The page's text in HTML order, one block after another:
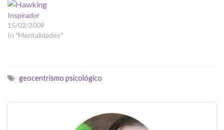
Inspirador
15/02/2009
In "Mentalidades"
geocentrismo psicológico